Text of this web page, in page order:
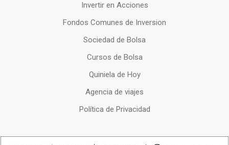
Invertir en Acciones
Fondos Comunes de Inversion
Sociedad de Bolsa
Cursos de Bolsa
Quiniela de Hoy
Agencia de viajes
Política de Privacidad